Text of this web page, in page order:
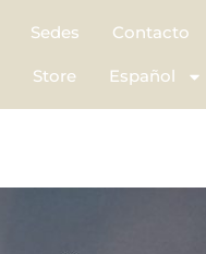
Sedes Contacto
Store Español